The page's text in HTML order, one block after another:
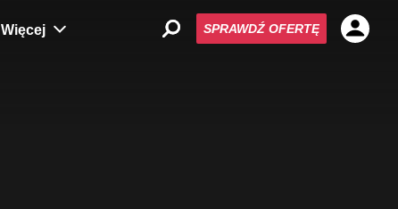
Więcej SPRAWDŹ OFERTĘ